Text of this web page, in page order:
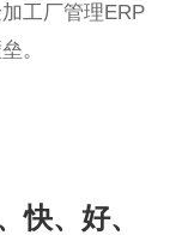
工厂管理ERP
。
快、好、